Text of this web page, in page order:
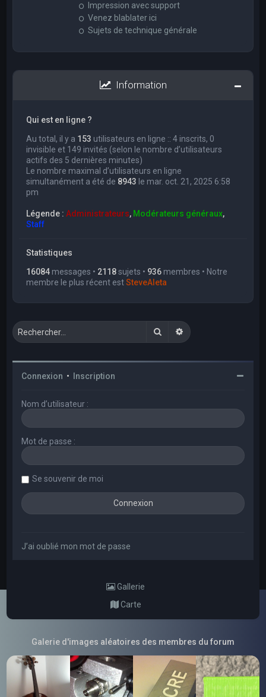
Impression avec support
Venez blablater ici
Sujets de technique générale
Information
Qui est en ligne ?
Au total, il y a 153 utilisateurs en ligne :: 4 inscrits, 0
invisible et 149 invités (selon le nombre d’utilisateurs
actifs des 5 dernières minutes)
Le nombre maximal d’utilisateurs en ligne
simultanément a été de 8943 le mar. oct. 21, 2025 6:58
pm
Légende :Administrateurs, Modérateurs généraux,
Staff
Statistiques
16084 messages • 2118sujets • 936 membres • Notre
membre le plus récent estSteveAleta
RechercherRecherche avancée
Connexion • Inscription
Nom d’utilisateur :
Mot de passe :
Se souvenir de moi
J’ai oublié mon mot de passe
Gallerie
Carte
Galerie d'images aléatoires des membres du forum